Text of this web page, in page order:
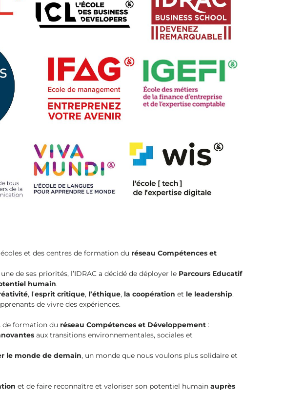
et des centres de formation du réseau Compétences et
de ses priorités, l’IDRAC a décidé de déployer le Parcours Educatif
humain.
, l’esprit critique, l’éthique, la coopération et le leadership.
de vivre des expériences.
de formation du réseau Compétences et Développement :
aux transitions environnementales, sociales et
le monde de demain, un monde que nous voulons plus solidaire et
et de faire reconnaître et valoriser son potentiel humain auprès